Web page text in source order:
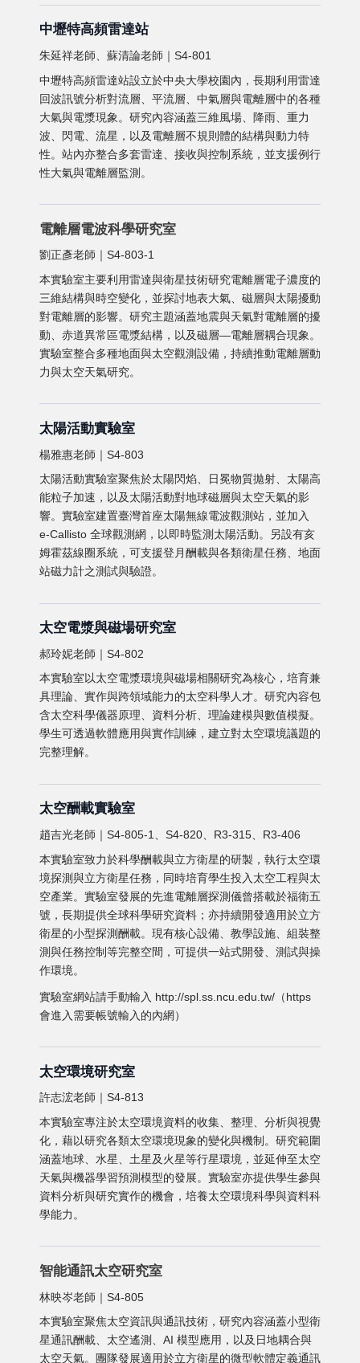
中壢特高頻雷達站
朱延祥老師、蘇清論老師｜S4-801
中壢特高頻雷達站設立於中央大學校園內，長期利用雷達
回波訊號分析對流層、平流層、中氣層與電離層中的各種
大氣與電漿現象。研究內容涵蓋三維風場、降雨、重力
波、閃電、流星，以及電離層不規則體的結構與動力特
性。站內亦整合多套雷達、接收與控制系統，並支援例行
性大氣與電離層監測。
電離層電波科學研究室
劉正彥老師｜S4-803-1
本實驗室主要利用雷達與衛星技術研究電離層電子濃度的
三維結構與時空變化，並探討地表大氣、磁層與太陽擾動
對電離層的影響。研究主題涵蓋地震與天氣對電離層的擾
動、赤道異常區電漿結構，以及磁層—電離層耦合現象。
實驗室整合多種地面與太空觀測設備，持續推動電離層動
力與太空天氣研究。
太陽活動實驗室
楊雅惠老師｜S4-803
太陽活動實驗室聚焦於太陽閃焰、日冕物質拋射、太陽高
能粒子加速，以及太陽活動對地球磁層與太空天氣的影
響。實驗室建置臺灣首座太陽無線電波觀測站，並加入
e-Callisto 全球觀測網，以即時監測太陽活動。另設有亥
姆霍茲線圈系統，可支援登月酬載與各類衛星任務、地面
站磁力計之測試與驗證。
太空電漿與磁場研究室
郝玲妮老師｜S4-802
本實驗室以太空電漿環境與磁場相關研究為核心，培育兼
具理論、實作與跨領域能力的太空科學人才。研究內容包
含太空科學儀器原理、資料分析、理論建模與數值模擬。
學生可透過軟體應用與實作訓練，建立對太空環境議題的
完整理解。
太空酬載實驗室
趙吉光老師｜S4-805-1、S4-820、R3-315、R3-406
本實驗室致力於科學酬載與立方衛星的研製，執行太空環
境探測與立方衛星任務，同時培育學生投入太空工程與太
空產業。實驗室發展的先進電離層探測儀曾搭載於福衛五
號，長期提供全球科學研究資料；亦持續開發適用於立方
衛星的小型探測酬載。現有核心設備、教學設施、組裝整
測與任務控制等完整空間，可提供一站式開發、測試與操
作環境。
實驗室網站請手動輸入 http://spl.ss.ncu.edu.tw/ （https
會進入需要帳號輸入的內網）
太空環境研究室
許志浤老師｜S4-813
本實驗室專注於太空環境資料的收集、整理、分析與視覺
化，藉以研究各類太空環境現象的變化與機制。研究範圍
涵蓋地球、水星、土星及火星等行星環境，並延伸至太空
天氣與機器學習預測模型的發展。實驗室亦提供學生參與
資料分析與研究實作的機會，培養太空環境科學與資料科
學能力。
智能通訊太空研究室
林映岑老師｜S4-805
本實驗室聚焦太空資訊與通訊技術，研究內容涵蓋小型衛
星通訊酬載、太空遙測、AI 模型應用，以及日地耦合與
太空天氣。團隊發展適用於立方衛星的微型軟體定義通訊